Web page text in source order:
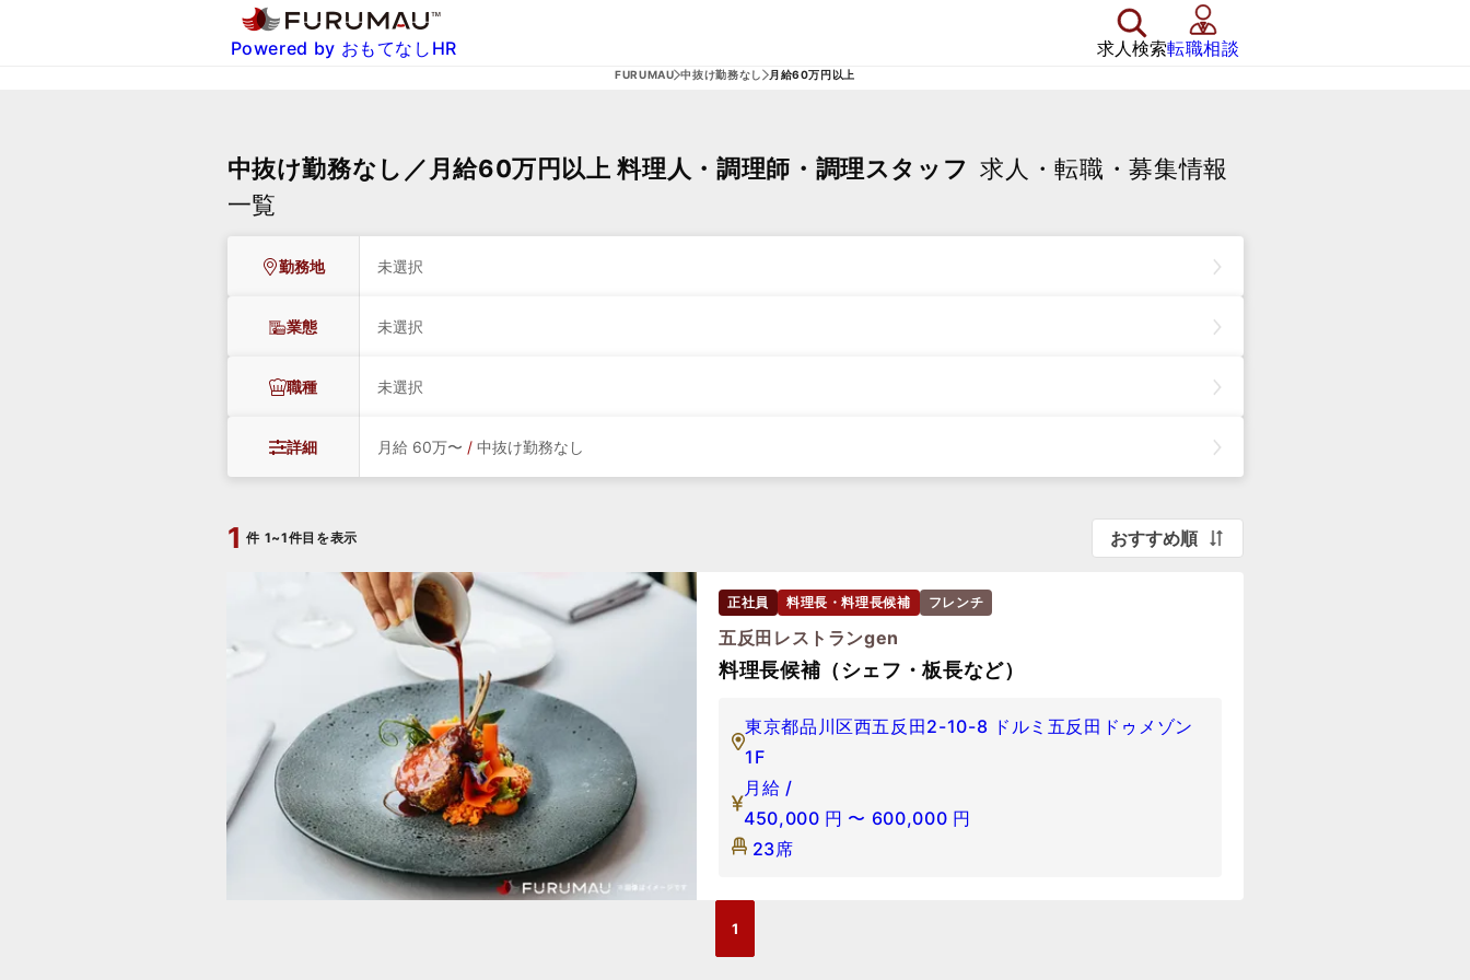
Powered by おもてなしHR 求人検索転職相談
FURUMAU 中抜け勤務なし 月給60万円以上
中抜け勤務なし／月給60万円以上 料理人・調理師・調理スタッフ 求人・転職・募集情報
一覧
勤務地 未選択
業態 未選択
職種 未選択
詳細 月給 60万〜 / 中抜け勤務なし
1 件 1~1件目を表示 おすすめ順
正社員 料理長・料理長候補 フレンチ
五反田レストランgen
料理長候補（シェフ・板長など）
東京都品川区西五反田2-10-8 ドルミ五反田ドゥメゾン
1F
月給 /
450,000 円 〜 600,000 円
23席
1